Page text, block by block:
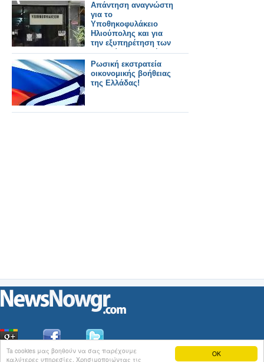
OK
Ta cookies μας βοηθούν να σας παρέχουμε
καλύτερες υπηρεσίες. Χρησιμοποιώντας τις
Απάντηση αναγνώστη
για το
Υποθηκοφυλάκειο
Ηλιούπολης και για
την εξυπηρέτηση των
δημοσίων υπαλλήλων
Ρωσική εκστρατεία
οικονομικής βοήθειας
της Ελλάδας!